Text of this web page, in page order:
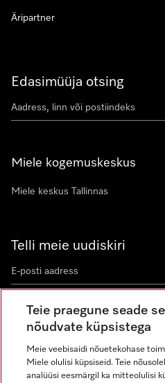
Edasimüüja otsing
Miele kogemuskeskus
Miele keskus Tallinnas
Telli meie uudiskiri
Äripartner
Miele Instagramis
Miele Facebookis
Miele Youtube'is
Teie praegune seade
nõudvate küpsistega
Meie veebisaidi nõuetekohase
Miele olulisi küpsiseid. Teie
analüüsi eesmärgil ka mitteolulisi